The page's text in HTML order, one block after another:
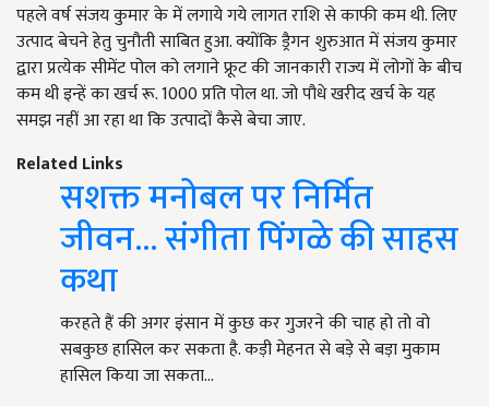
पहले वर्ष संजय कुमार के में लगाये गये लागत राशि से काफी कम थी. लिए
उत्पाद बेचने हेतु चुनौती साबित हुआ. क्योंकि ड्रैगन शुरुआत में संजय कुमार
द्वारा प्रत्येक सीमेंट पोल को लगाने फ्रूट की जानकारी राज्य में लोगों के बीच
कम थी इन्हें का खर्च रू. 1000 प्रति पोल था. जो पौधे खरीद खर्च के यह
समझ नहीं आ रहा था कि उत्पादों कैसे बेचा जाए.
Related Links
सशक्त मनोबल पर निर्मित
जीवन... संगीता पिंगळे की साहस
कथा
करहते हैं की अगर इंसान में कुछ कर गुजरने की चाह हो तो वो
सबकुछ हासिल कर सकता है. कड़ी मेहनत से बड़े से बड़ा मुकाम
हासिल किया जा सकता…